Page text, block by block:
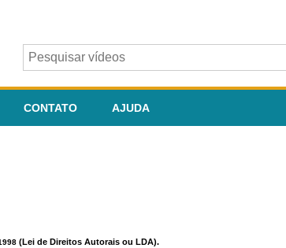
CONTATO AJUDA
(Lei de Direitos Autorais ou LDA).